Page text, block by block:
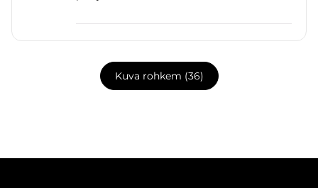
Kuva rohkem (36)